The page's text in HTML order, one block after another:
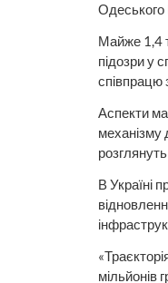
Майже 1,4
підозри у
співпрацю
Аспекти
механізму
В Україні
мільйонів